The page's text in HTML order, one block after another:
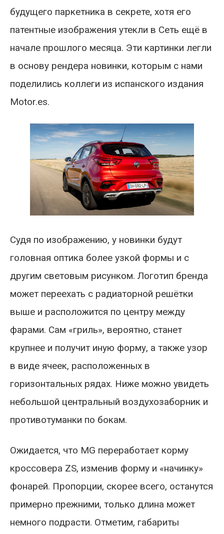
будущего паркетника в секрете, хотя его
патентные изображения утекли в Сеть ещё в
начале прошлого месяца. Эти картинки легли
в основу рендера новинки, которым с нами
поделились коллеги из испанского издания
Motor.es.
Судя по изображению, у новинки будут
головная оптика более узкой формы и с
другим световым рисунком. Логотип бренда
может переехать с радиаторной решётки
выше и расположится по центру между
фарами. Сам «гриль», вероятно, станет
крупнее и получит иную форму, а также узор
в виде ячеек, расположенных в
горизонтальных рядах. Ниже можно увидеть
небольшой центральный воздухозаборник и
противотуманки по бокам.
Ожидается, что MG переработает корму
кроссовера ZS, изменив форму и «начинку»
фонарей. Пропорции, скорее всего, останутся
примерно прежними, только длина может
немного подрасти. Отметим, габариты